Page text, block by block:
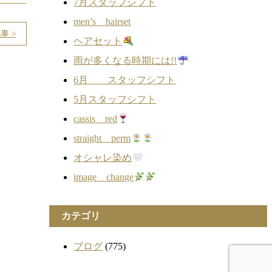
>
7月スタッフシフト
men’s hairset
ヘアセット
雨が多くなる時期には!!
6月 スタッフシフト
5月スタッフシフト
cassis red
straight perm
オシャレ染め
image change
カテゴリ
ブログ (775)